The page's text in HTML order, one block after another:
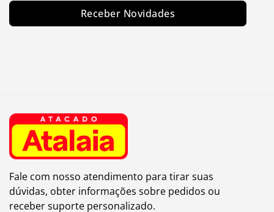
Receber Novidades
Fale com nosso atendimento para tirar suas
dúvidas, obter informações sobre pedidos ou
receber suporte personalizado.